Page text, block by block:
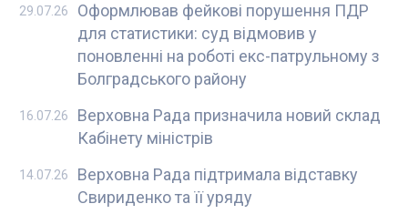
Оформлював фейкові порушення ПДР
для статистики: суд відмовив у
поновленні на роботі екс-патрульному з
Болградського району
29.07.26
Верховна Рада призначила новий склад
Кабінету міністрів
16.07.26
Верховна Рада підтримала відставку
Свириденко та її уряду
14.07.26